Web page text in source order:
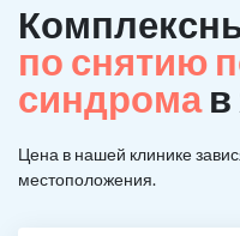
по снятию
синдромав
Цена в нашей клинике
местоположения.